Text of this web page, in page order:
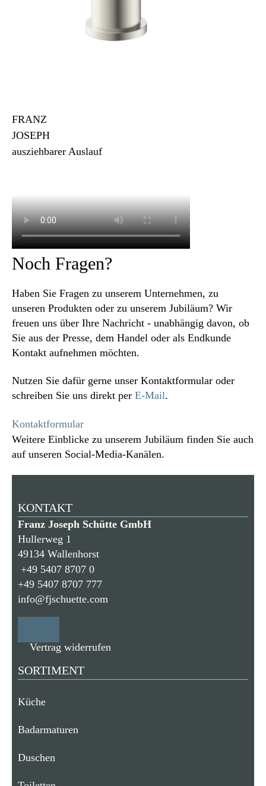
FRANZ
JOSEPH
ausziehbarer Auslauf
Noch Fragen?
Haben Sie Fragen zu unserem Unternehmen, zu
unseren Produkten oder zu unserem Jubiläum? Wir
freuen uns über Ihre Nachricht - unabhängig davon, ob
Sie aus der Presse, dem Handel oder als Endkunde
Kontakt aufnehmen möchten.
Nutzen Sie dafür gerne unser Kontaktformular oder
schreiben Sie uns direkt per E-Mail.
Kontaktformular
Weitere Einblicke zu unserem Jubiläum finden Sie auch
auf unseren Social-Media-Kanälen.
KONTAKT
Franz Joseph Schütte GmbH
Hullerweg 1
49134 Wallenhorst
+49 5407 8707 0
+49 5407 8707 777
info@fjschuette.com
Vertrag widerrufen
SORTIMENT
Küche
Badarmaturen
Duschen